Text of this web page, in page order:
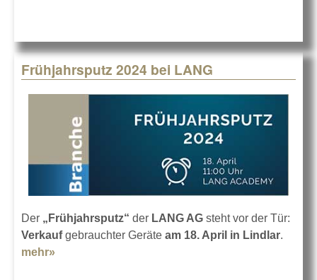
Frühjahrsputz 2024 bei LANG
Der „Frühjahrsputz“ der LANG AG steht vor der Tür:
Verkaufgebrauchter Geräte am 18. April in Lindlar.
mehr»